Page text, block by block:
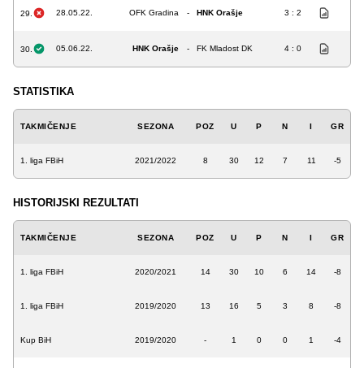
29. 28.05.22. OFK Gradina - HNK Orašje 3 : 2
30. 05.06.22. HNK Orašje - FK Mladost DK 4 : 0
STATISTIKA
TAKMIČENJE SEZONA POZ U P N I GR
1. liga FBiH 2021/2022 8 30 12 7 11 -5
HISTORIJSKI REZULTATI
TAKMIČENJE SEZONA POZ U P N I GR
1. liga FBiH 2020/2021 14 30 10 6 14 -8
1. liga FBiH 2019/2020 13 16 5 3 8 -8
Kup BiH 2019/2020 - 1 0 0 1 -4